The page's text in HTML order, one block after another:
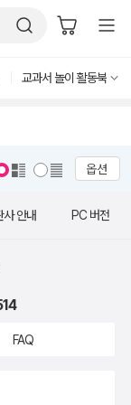
교과서 놀이 활동북
옵션
사 안내 PC 버전
FAQ